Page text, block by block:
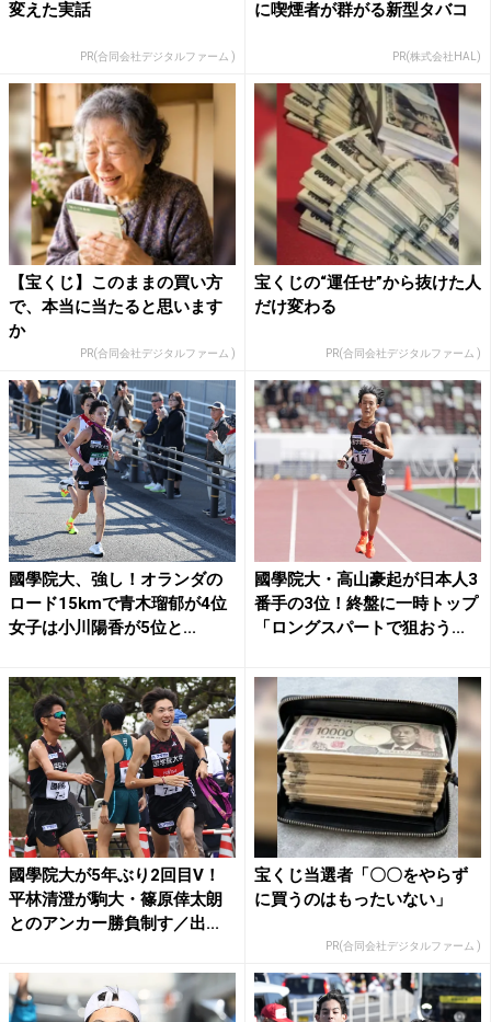
変えた実話
PR(合同会社デジタルファーム )
に喫煙者が群がる新型タバコ
PR(株式会社HAL)
【宝くじ】このままの買い方
で、本当に当たると思います
か
PR(合同会社デジタルファーム )
宝くじの“運任せ”から抜けた人
だけ変わる
PR(合同会社デジタルファーム )
國學院大、強し！オランダの
ロード15kmで青木瑠郁が4位
女子は小川陽香が5位と...
國學院大・高山豪起が日本人3
番手の3位！終盤に一時トップ
「ロングスパートで狙おう...
國學院大が5年ぶり2回目V！
平林清澄が駒大・篠原倖太朗
とのアンカー勝負制す／出...
宝くじ当選者「〇〇をやらず
に買うのはもったいない」
PR(合同会社デジタルファーム )